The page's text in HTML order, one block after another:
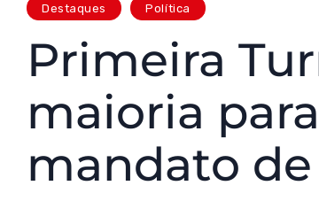
Destaques Política
Primeira
maioria
mandato